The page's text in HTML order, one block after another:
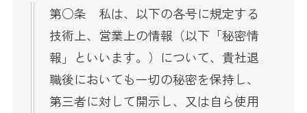
第○条 私は、以下の各号に規定する
技術上、営業上の情報（以下「秘密情
報」といいます。）について、貴社退
職後においても一切の秘密を保持し、
第三者に対して開示し、又は自ら使用